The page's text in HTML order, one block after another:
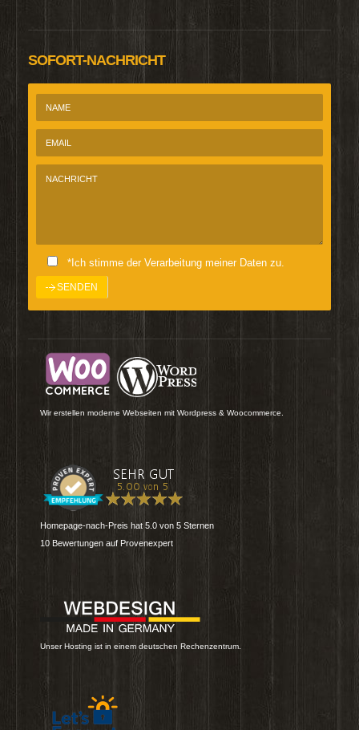
SOFORT-NACHRICHT
*Ich stimme der Verarbeitung meiner Daten zu.
Wir erstellen moderne Webseiten mit Wordpress & Woocommerce.
Homepage-nach-Preis hat 5.0 von 5 Sternen
10 Bewertungen auf Provenexpert
Unser Hosting ist in einem deutschen Rechenzentrum.